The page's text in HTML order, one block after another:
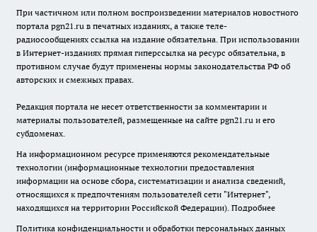
При частичном или полном воспроизведении материалов новостного
портала pgn21.ru в печатных изданиях, а также теле-
радиосообщениях ссылка на издание обязательна. При использовании
в Интернет-изданиях прямая гиперссылка на ресурс обязательна, в
противном случае будут применены нормы законодательства РФ об
авторских и смежных правах.
Редакция портала не несет ответственности за комментарии и
материалы пользователей, размещенные на сайте pgn21.ru и его
субдоменах.
На информационном ресурсе применяются рекомендательные
технологии (информационные технологии предоставления
информации на основе сбора, систематизации и анализа сведений,
относящихся к предпочтениям пользователей сети "Интернет",
находящихся на территории Российской Федерации). Подробнее
Политика конфиденциальности и обработки персональных данных